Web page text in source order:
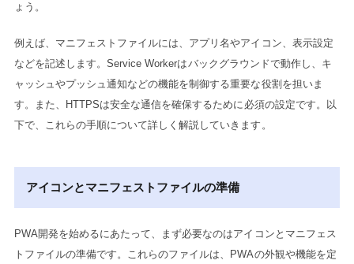
ょう。
例えば、マニフェストファイルには、アプリ名やアイコン、表示設定
などを記述します。Service Workerはバックグラウンドで動作し、キ
ャッシュやプッシュ通知などの機能を制御する重要な役割を担いま
す。また、HTTPSは安全な通信を確保するために必須の設定です。以
下で、これらの手順について詳しく解説していきます。
アイコンとマニフェストファイルの準備
PWA開発を始めるにあたって、まず必要なのはアイコンとマニフェス
トファイルの準備です。これらのファイルは、PWAの外観や機能を定